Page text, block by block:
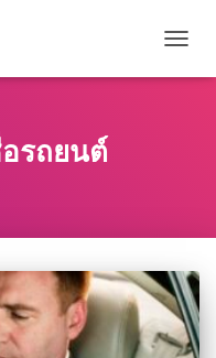
รถยนต์